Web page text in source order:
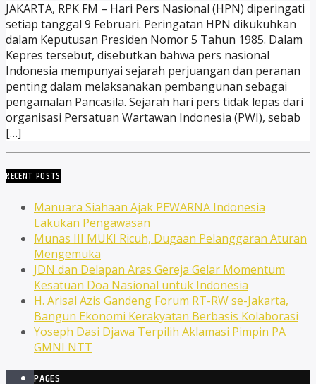
JAKARTA, RPK FM – Hari Pers Nasional (HPN) diperingati
setiap tanggal 9 Februari. Peringatan HPN dikukuhkan
dalam Keputusan Presiden Nomor 5 Tahun 1985. Dalam
Kepres tersebut, disebutkan bahwa pers nasional
Indonesia mempunyai sejarah perjuangan dan peranan
penting dalam melaksanakan pembangunan sebagai
pengamalan Pancasila. Sejarah hari pers tidak lepas dari
organisasi Persatuan Wartawan Indonesia (PWI), sebab
[…]
RECENT POSTS
Manuara Siahaan Ajak PEWARNA Indonesia
Lakukan Pengawasan
Munas III MUKI Ricuh, Dugaan Pelanggaran Aturan
Mengemuka
JDN dan Delapan Aras Gereja Gelar Momentum
Kesatuan Doa Nasional untuk Indonesia
H. Arisal Azis Gandeng Forum RT-RW se-Jakarta,
Bangun Ekonomi Kerakyatan Berbasis Kolaborasi
Yoseph Dasi Djawa Terpilih Aklamasi Pimpin PA
GMNI NTT
PAGES